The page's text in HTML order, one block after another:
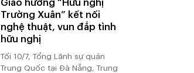
Giao hưởng “Hữu nghị
Trường Xuân” kết nối
nghệ thuật, vun đắp tình
hữu nghị
Tối 10/7, Tổng Lãnh sự quán
Trung Quốc tại Đà Nẵng, Trung